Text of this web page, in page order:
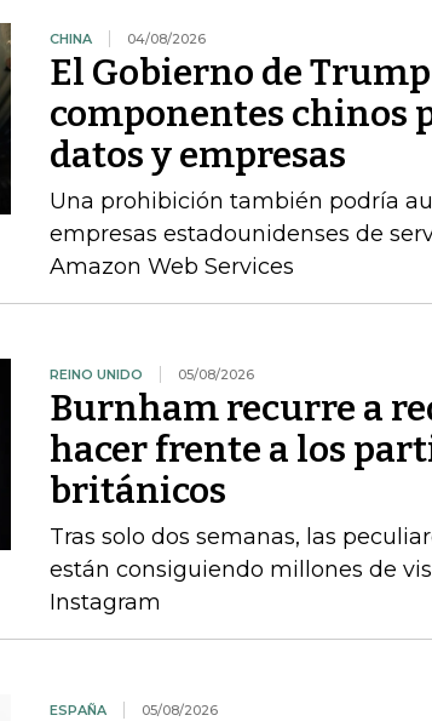
CHINA 04/08/2026
El Gobierno de
componentes chinos
datos y empresas
Una prohibición también podría
empresas estadounidenses de
Amazon Web Services
REINO UNIDO 05/08/2026
Burnham recurre a
hacer frente a los
británicos
Tras solo dos semanas, las
están consiguiendo millones de
Instagram
ESPAÑA 05/08/2026